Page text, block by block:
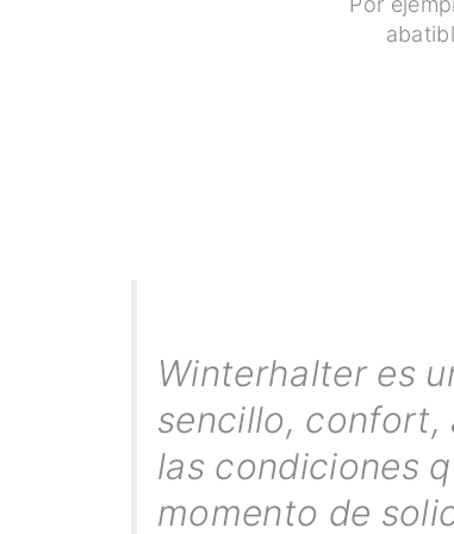
Winterhalter es
sencillo, confort,
las condiciones
momento de